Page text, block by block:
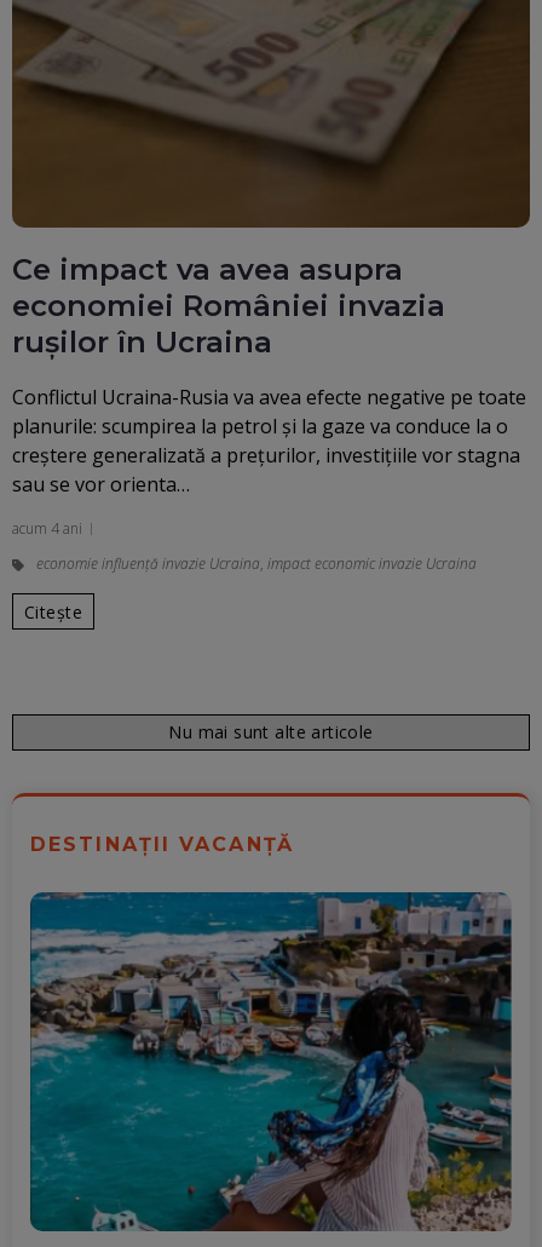
Ce impact va avea asupra
economiei României invazia
ruşilor în Ucraina
Conflictul Ucraina-Rusia va avea efecte negative pe toate
planurile: scumpirea la petrol şi la gaze va conduce la o
creştere generalizată a preţurilor, investiţiile vor stagna
sau se vor orienta…
acum 4 ani
economie influență invazie Ucraina, impact economic invazie Ucraina
Citește
Nu mai sunt alte articole
DESTINAȚII VACANȚĂ